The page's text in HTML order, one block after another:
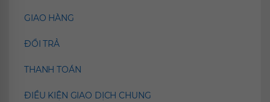
GIAO HÀNG
ĐỔI TRẢ
THANH TOÁN
ĐIỀU KIỆN GIAO DỊCH CHUNG